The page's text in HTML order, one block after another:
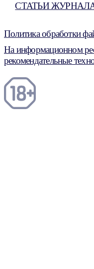
СТАТЬИ
Политика обработки
На информационном
рекомендательные